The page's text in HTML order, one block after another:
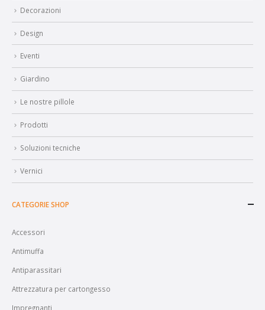
Decorazioni
Design
Eventi
Giardino
Le nostre pillole
Prodotti
Soluzioni tecniche
Vernici
CATEGORIE SHOP
Accessori
Antimuffa
Antiparassitari
Attrezzatura per cartongesso
Impregnanti